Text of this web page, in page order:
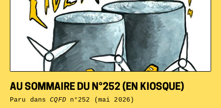
AU SOMMAIRE DU N°252 (EN KIOSQUE)
Paru dansCQFDn°252 (mai 2026)